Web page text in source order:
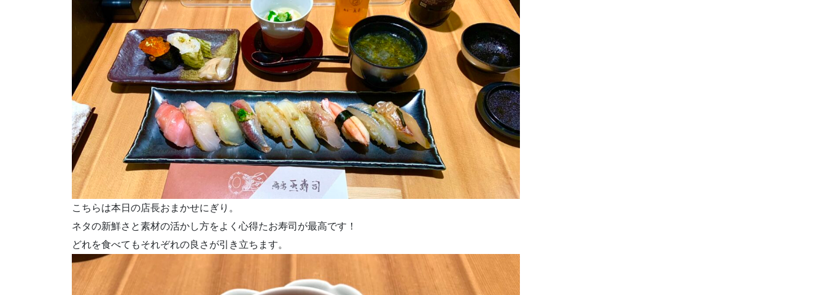
こちらは本日の店長おまかせにぎり。
ネタの新鮮さと素材の活かし方をよく心得たお寿司が最高です！
どれを食べてもそれぞれの良さが引き立ちます。